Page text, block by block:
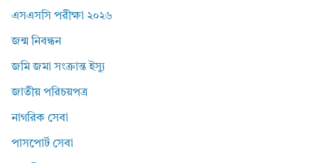
এসএসসি পরীক্ষা ২০২৬
জন্ম নিবন্ধন
জমি জমা সংক্রান্ত ইস্যু
জাতীয় পরিচয়পত্র
নাগরিক সেবা
পাসপোর্ট সেবা